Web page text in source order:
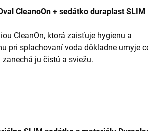
CleanoOn + sedátko duraplast SLIM
CleanOn, ktorá zaisťuje hygienu a
pri splachovaní voda dôkladne umyje
ju čistú a sviežu.